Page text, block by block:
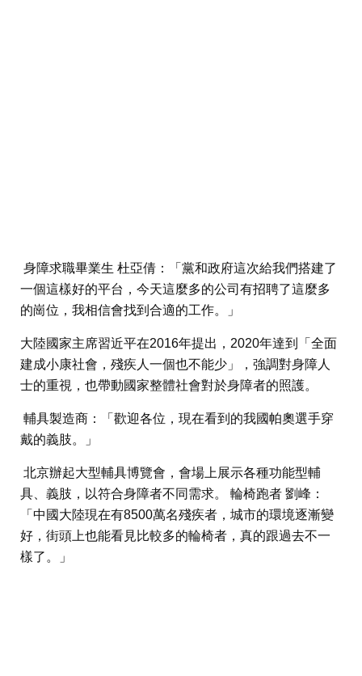
身障求職畢業生 杜亞倩：「黨和政府這次給我們搭建了
一個這樣好的平台，今天這麼多的公司有招聘了這麼多
的崗位，我相信會找到合適的工作。」
大陸國家主席習近平在2016年提出，2020年達到「全面
建成小康社會，殘疾人一個也不能少」，強調對身障人
士的重視，也帶動國家整體社會對於身障者的照護。
輔具製造商：「歡迎各位，現在看到的我國帕奧選手穿
戴的義肢。」
北京辦起大型輔具博覽會，會場上展示各種功能型輔
具、義肢，以符合身障者不同需求。 輪椅跑者 劉峰：
「中國大陸現在有8500萬名殘疾者，城市的環境逐漸變
好，街頭上也能看見比較多的輪椅者，真的跟過去不一
樣了。」